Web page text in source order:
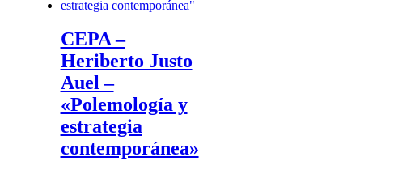
CEPA –
Heriberto Justo
Auel –
«Polemología y
estrategia
contemporánea»